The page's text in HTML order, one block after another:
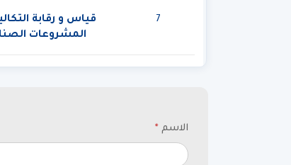
7
قياس و رقابة
المشروعات
الاسم *